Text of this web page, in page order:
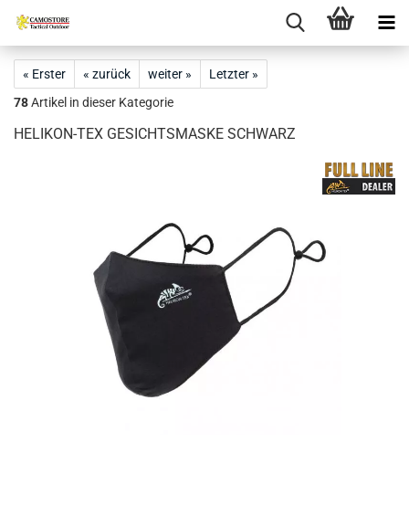
« Erster « zurück weiter »
Letzter »
78Artikel in dieser Kategorie
HELIKON-TEX GESICHTSMASKE SCHWARZ